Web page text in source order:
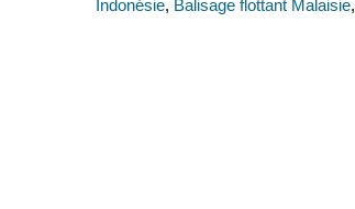
Indonésie, Balisage flottant Malaisie,